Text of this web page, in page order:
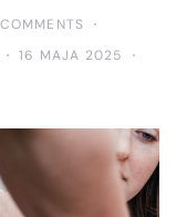
16 MAJA 2025